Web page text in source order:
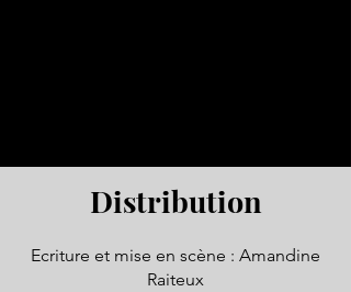
Distribution
Ecriture et mise en scène : Amandine
Raiteux